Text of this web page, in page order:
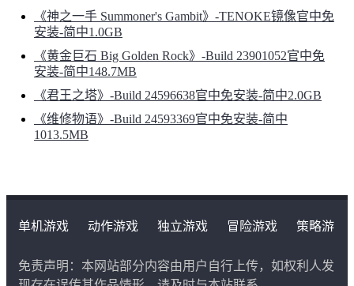
《神之一手 Summoner's Gambit》-TENOKE镜像官中免
安装-简中1.0GB
《黄金巨石 Big Golden Rock》-Build 23901052官中免
安装-简中148.7MB
《君王之塔》-Build 24596638官中免安装-简中2.0GB
《维修物语》-Build 24593369官中免安装-简中
1013.5MB
单机游戏 动作游戏 独立游戏 冒险游戏
策略游
免责声明：本网站部分内容由用户自行上传，如权利人发